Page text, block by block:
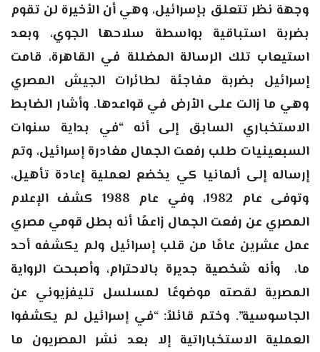
وجهة نظر تتعلق بإسرائيل، وهي أن الأخيرة لن تقوم
بضربة استباقية بواسطة سلاحها الجوي، وبعد
استيعاب تلك الرسالة المضللة في القاهرة، قامت
إسرائيل بضربة مفاجئة لطائرات الجيش المصري
وهي ما زالت على الأرض في قواعدها. وأشار الضابط
الاستخباري السابق إلى أنه “في بداية سنوات
السبعينيات طلب رفعت الجمال مغادرة إسرائيل، وتم
إرساله إلى ألمانيا كي يخضع لعملية إعادة تأهيل،
وتوفى عام 1982، وفي عام 1988 كشف الإعلام
المصري عن رفعت الجمال زاعمًا أنه بطل قومي مصري
عمل عشرين عامًا من قلب إسرائيل ولم يكشفه أحد
ما، وأنه شخصية جديرة بالاحترام، وأصبحت الرواية
المصرية لقصته موضوعًا لمسلسل تليفزيوني عن
الجاسوسية”. وختم قائلاً: “في إسرائيل لم يكشفوا
العملية الاستخباراتية إلا بعد نشر المصريون ما